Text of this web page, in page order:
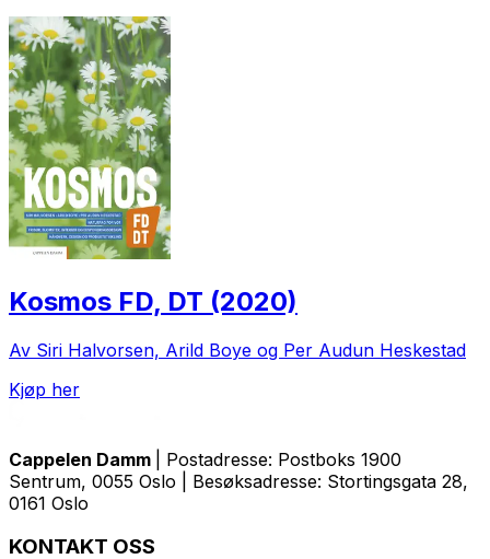
Kosmos FD, DT (2020)
Av Siri Halvorsen, Arild Boye og Per Audun Heskestad
Kjøp her
Cappelen Damm
| Postadresse: Postboks 1900
Sentrum, 0055 Oslo | Besøksadresse: Stortingsgata 28,
0161 Oslo
KONTAKT OSS